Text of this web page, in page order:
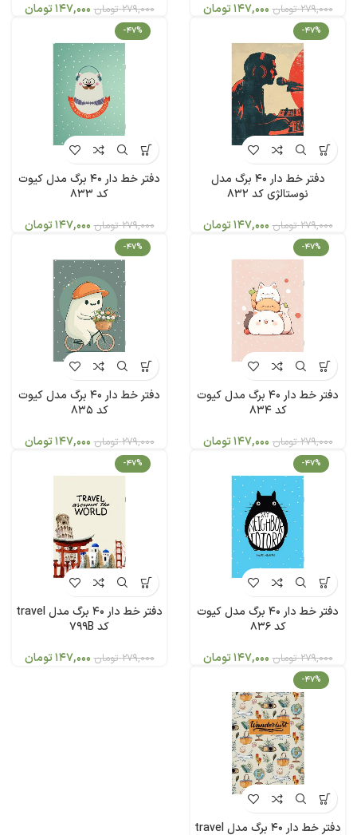
279,000 تومان 147,000تومان 279,000 تومان 147,000تومان
-47%
دفتر خط دار 40 برگ مدل
نوستالژی کد 832
279,000 تومان 147,000تومان
-47%
دفتر خط دار 40 برگ مدل کیوت
کد 833
279,000 تومان 147,000تومان
-47%
دفتر خط دار 40 برگ مدل کیوت
کد 834
279,000 تومان 147,000تومان
-47%
دفتر خط دار 40 برگ مدل کیوت
کد 835
279,000 تومان 147,000تومان
-47%
دفتر خط دار 40 برگ مدل کیوت
کد 836
279,000 تومان 147,000تومان
-47%
دفتر خط دار 40 برگ مدل travel
کد 799B
279,000 تومان 147,000تومان
-47%
دفتر خط دار 40 برگ مدل travel